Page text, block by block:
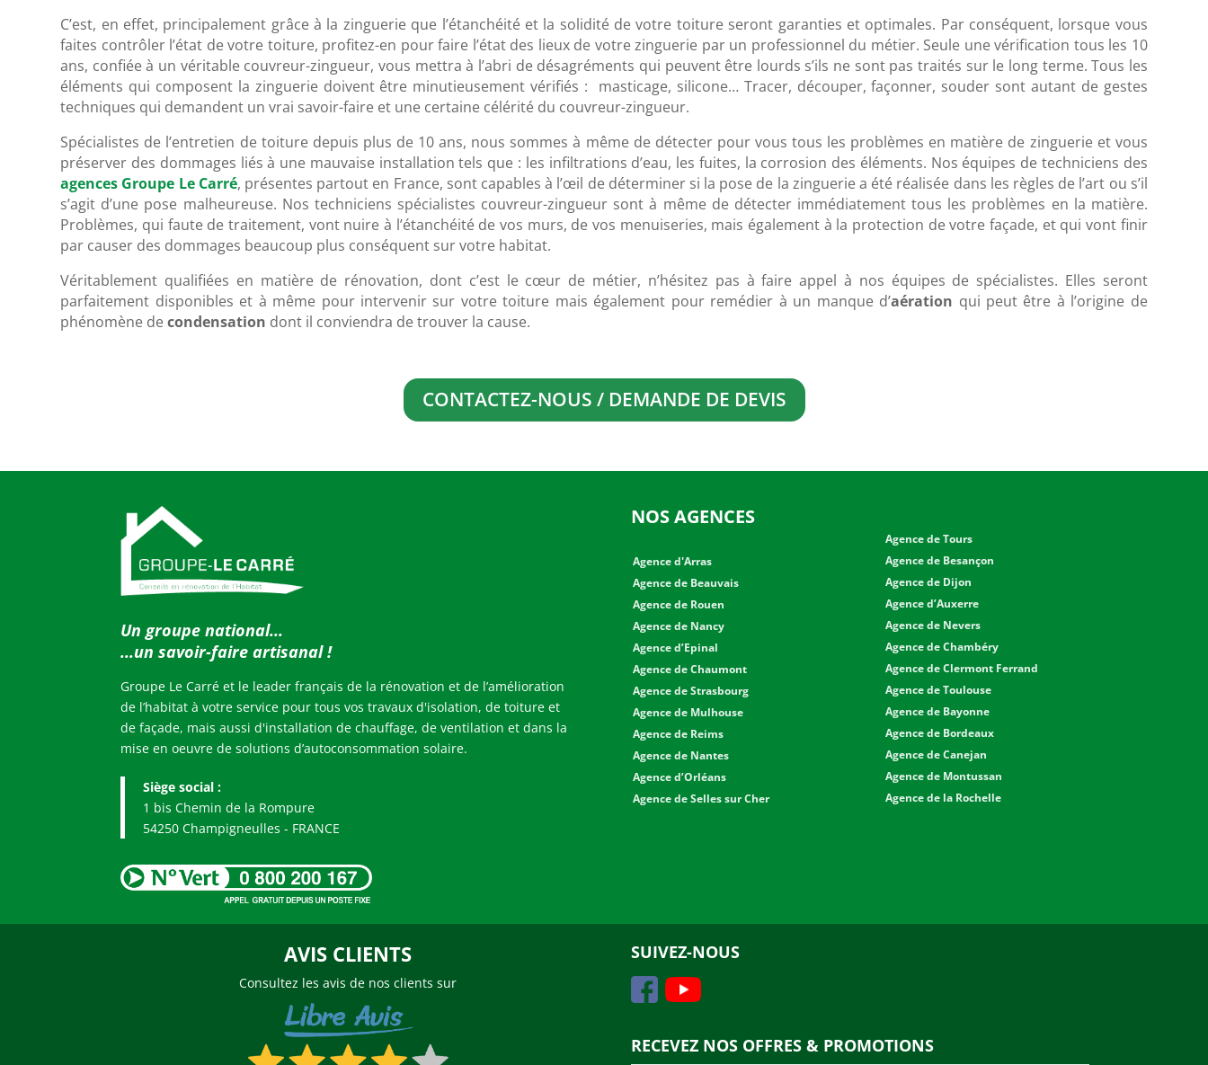
C’est, en effet, principalement grâce à la zinguerie que l’étanchéité et la solidité de votre toiture seront garanties et optimales. Par conséquent, lorsque vous
faites contrôler l’état de votre toiture, profitez-en pour faire l’état des lieux de votre zinguerie par un professionnel du métier. Seule une vérification tous les 10
ans, confiée à un véritable couvreur-zingueur, vous mettra à l’abri de désagréments qui peuvent être lourds s’ils ne sont pas traités sur le long terme. Tous les
éléments qui composent la zinguerie doivent être minutieusement vérifiés : masticage, silicone… Tracer, découper, façonner, souder sont autant de gestes
techniques qui demandent un vrai savoir-faire et une certaine célérité du couvreur-zingueur.
Spécialistes de l’entretien de toiture depuis plus de 10 ans, nous sommes à même de détecter pour vous tous les problèmes en matière de zinguerie et vous
préserver des dommages liés à une mauvaise installation tels que : les infiltrations d’eau, les fuites, la corrosion des éléments. Nos équipes de techniciens des
agences Groupe Le Carré, présentes partout en France, sont capables à l’œil de déterminer si la pose de la zinguerie a été réalisée dans les règles de l’art ou s’il
s’agit d’une pose malheureuse. Nos techniciens spécialistes couvreur-zingueur sont à même de détecter immédiatement tous les problèmes en la matière.
Problèmes, qui faute de traitement, vont nuire à l’étanchéité de vos murs, de vos menuiseries, mais également à la protection de votre façade, et qui vont finir
par causer des dommages beaucoup plus conséquent sur votre habitat.
Véritablement qualifiées en matière de rénovation, dont c’est le cœur de métier, n’hésitez pas à faire appel à nos équipes de spécialistes. Elles seront
parfaitement disponibles et à même pour intervenir sur votre toiture mais également pour remédier à un manque d’aération qui peut être à l’origine de
phénomène decondensation dont il conviendra de trouver la cause.
CONTACTEZ-NOUS / DEMANDE DE DEVIS
Un groupe national...
...un savoir-faire artisanal !
Groupe Le Carré et le leader français de la rénovation et de l’amélioration
de l’habitat à votre service pour tous vos travaux d'isolation, de toiture et
de façade, mais aussi d'installation de chauffage, de ventilation et dans la
mise en oeuvre de solutions d’autoconsommation solaire.
Siège social :
1 bis Chemin de la Rompure
54250 Champigneulles - FRANCE
NOS AGENCES
Agence d'Arras
Agence de Beauvais
Agence de Rouen
Agence de Nancy
Agence d’Epinal
Agence de Chaumont
Agence de Strasbourg
Agence de Mulhouse
Agence de Reims
Agence de Nantes
Agence d’Orléans
Agence de Selles sur Cher
Agence de Tours
Agence de Besançon
Agence de Dijon
Agence d’Auxerre
Agence de Nevers
Agence de Chambéry
Agence de Clermont Ferrand
Agence de Toulouse
Agence de Bayonne
Agence de Bordeaux
Agence de Canejan
Agence de Montussan
Agence de la Rochelle
AVIS CLIENTS
Consultez les avis de nos clients sur
SUIVEZ-NOUS
RECEVEZ NOS OFFRES & PROMOTIONS